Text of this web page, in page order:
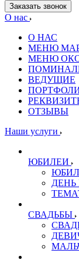
Заказать звонок
О нас
О НАС
МЕНЮ
МЕНЮ
ВЕДУЩИЕ
ОТЗЫВЫ
Наши услуги
ЮБИЛЕИ
СВАДЬБЫ